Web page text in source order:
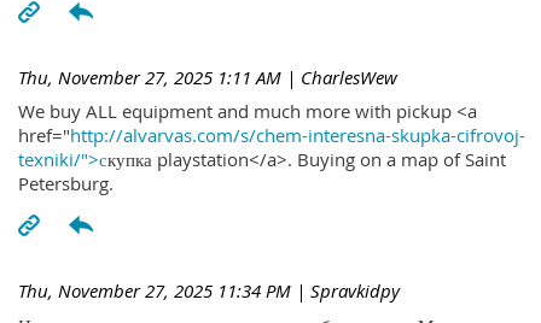
Thu, November 27, 2025 1:11 AM | CharlesWew
We buy ALL equipment and much more with pickup <a
href="http://alvarvas.com/s/chem-interesna-skupka-cifrovoj-
texniki/">скупка playstation</a>. Buying on a map of Saint
Petersburg.
Thu, November 27, 2025 11:34 PM | Spravkidpy